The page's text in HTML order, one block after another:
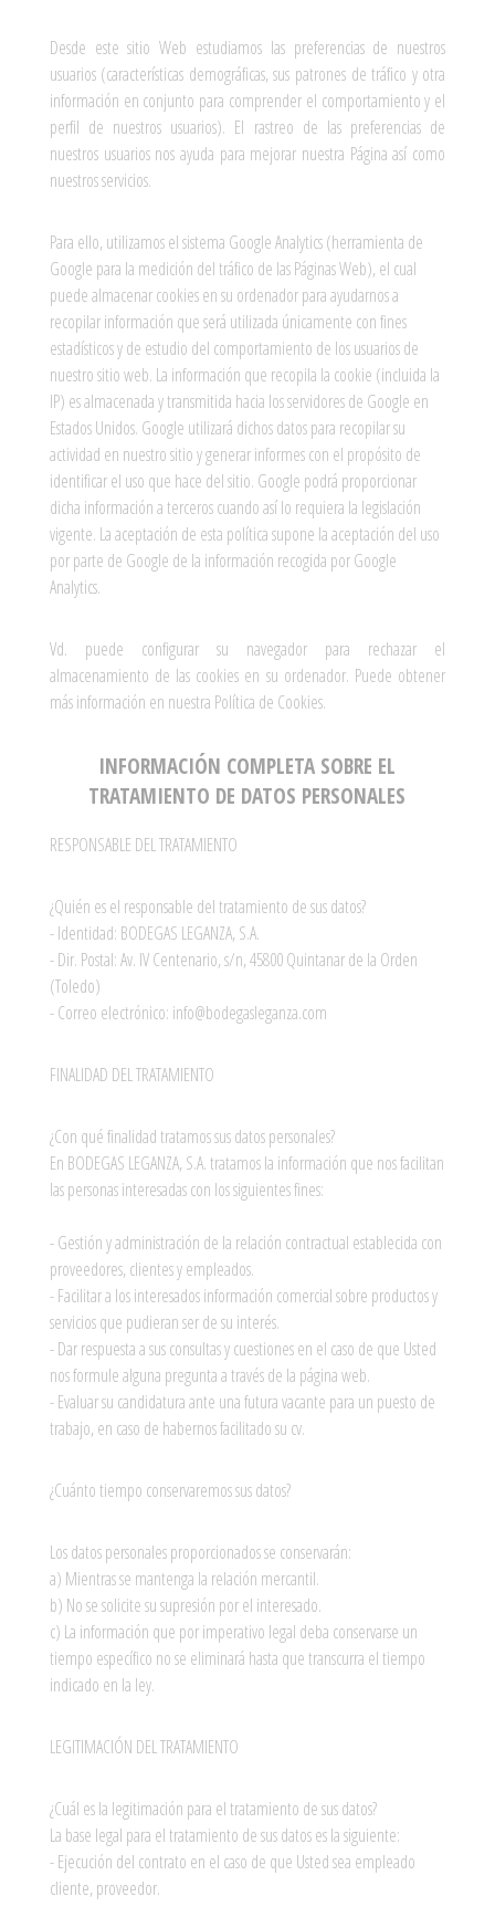
Desde este sitio Web estudiamos las preferencias de nuestros
usuarios (características demográficas, sus patrones de tráfico y otra
información en conjunto para comprender el comportamiento y el
perfil de nuestros usuarios). El rastreo de las preferencias de
nuestros usuarios nos ayuda para mejorar nuestra Página así como
nuestros servicios.
Para ello, utilizamos el sistema Google Analytics (herramienta de
Google para la medición del tráfico de las Páginas Web), el cual
puede almacenar cookies en su ordenador para ayudarnos a
recopilar información que será utilizada únicamente con fines
estadísticos y de estudio del comportamiento de los usuarios de
nuestro sitio web. La información que recopila la cookie (incluida la
IP) es almacenada y transmitida hacia los servidores de Google en
Estados Unidos. Google utilizará dichos datos para recopilar su
actividad en nuestro sitio y generar informes con el propósito de
identificar el uso que hace del sitio. Google podrá proporcionar
dicha información a terceros cuando así lo requiera la legislación
vigente. La aceptación de esta política supone la aceptación del uso
por parte de Google de la información recogida por Google
Analytics.
Vd. puede configurar su navegador para rechazar el
almacenamiento de las cookies en su ordenador. Puede obtener
más información en nuestra Política de Cookies.
INFORMACIÓN COMPLETA SOBRE EL
TRATAMIENTO DE DATOS PERSONALES
RESPONSABLE DEL TRATAMIENTO
¿Quién es el responsable del tratamiento de sus datos?
- Identidad: BODEGAS LEGANZA, S.A.
- Dir. Postal: Av. IV Centenario, s/n, 45800 Quintanar de la Orden
(Toledo)
- Correo electrónico: info@bodegasleganza.com
FINALIDAD DEL TRATAMIENTO
¿Con qué finalidad tratamos sus datos personales?
En BODEGAS LEGANZA, S.A. tratamos la información que nos facilitan
las personas interesadas con los siguientes fines:
- Gestión y administración de la relación contractual establecida con
proveedores, clientes y empleados.
- Facilitar a los interesados información comercial sobre productos y
servicios que pudieran ser de su interés.
- Dar respuesta a sus consultas y cuestiones en el caso de que Usted
nos formule alguna pregunta a través de la página web.
- Evaluar su candidatura ante una futura vacante para un puesto de
trabajo, en caso de habernos facilitado su cv.
¿Cuánto tiempo conservaremos sus datos?
Los datos personales proporcionados se conservarán:
a) Mientras se mantenga la relación mercantil.
b) No se solicite su supresión por el interesado.
c) La información que por imperativo legal deba conservarse un
tiempo específico no se eliminará hasta que transcurra el tiempo
indicado en la ley.
LEGITIMACIÓN DEL TRATAMIENTO
¿Cuál es la legitimación para el tratamiento de sus datos?
La base legal para el tratamiento de sus datos es la siguiente:
- Ejecución del contrato en el caso de que Usted sea empleado
cliente, proveedor.